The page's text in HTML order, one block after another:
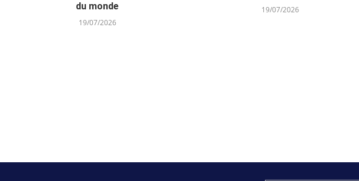
du monde
19/07/2026
19/07/2026